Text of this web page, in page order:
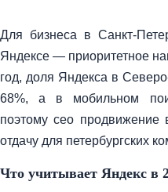
Для бизнеса в Санкт-
Яндексе — приоритетное
год, доля Яндекса в
68%, а в мобильном
поэтому сео продвижение
отдачу для петербургских
Что учитывает Яндекс в